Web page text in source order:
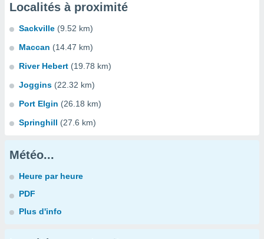
Localités à proximité
Sackville (9.52 km)
Maccan (14.47 km)
River Hebert (19.78 km)
Joggins (22.32 km)
Port Elgin (26.18 km)
Springhill (27.6 km)
Météo...
Heure par heure
PDF
Plus d'info